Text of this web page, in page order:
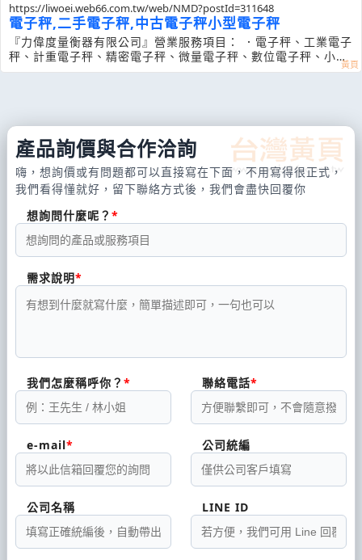
https://liwoei.web66.com.tw/web/NMD?postId=311648
電子秤,二手電子秤,中古電子秤小型電子秤
『力偉度量衡器有限公司』營業服務項目： ．電子秤、工業電子
秤、計重電子秤、精密電子秤、微量電子秤、數位電子秤、小型
電子秤、大型電子秤、口袋型電子秤、掌上型電子秤、工業用電
產品詢價與合作洽詢
嗨，想詢價或有問題都可以直接寫在下面，不用寫得很正式，
我們看得懂就好，留下聯絡方式後，我們會盡快回覆你
想詢問什麼呢？
需求說明
我們怎麼稱呼你？ 聯絡電話
e-mail 公司統編
公司名稱 LINE ID